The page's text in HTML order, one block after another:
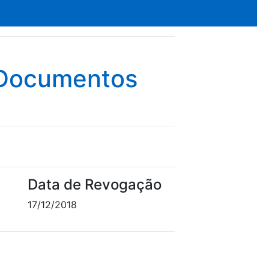
Data de Revogação
17/12/2018